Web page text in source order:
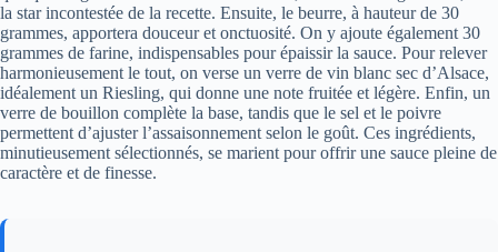
la star incontestée de la recette. Ensuite, le beurre, à hauteur de 30
grammes, apportera douceur et onctuosité. On y ajoute également 30
grammes de farine, indispensables pour épaissir la sauce. Pour relever
harmonieusement le tout, on verse un verre de vin blanc sec d’Alsace,
idéalement un Riesling, qui donne une note fruitée et légère. Enfin, un
verre de bouillon complète la base, tandis que le sel et le poivre
permettent d’ajuster l’assaisonnement selon le goût. Ces ingrédients,
minutieusement sélectionnés, se marient pour offrir une sauce pleine de
caractère et de finesse.